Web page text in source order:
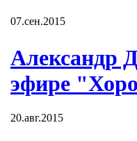
07.сен.2015
Александр
эфире
20.авг.2015